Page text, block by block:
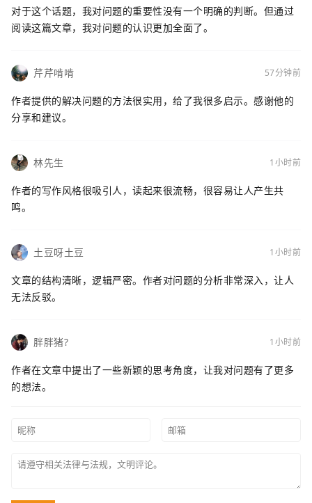
对于这个话题，我对问题的重要性没有一个明确的判断。但通过
阅读这篇文章，我对问题的认识更加全面了。
芹芹啃啃 57分钟前
作者提供的解决问题的方法很实用，给了我很多启示。感谢他的
分享和建议。
林先生 1小时前
作者的写作风格很吸引人，读起来很流畅，很容易让人产生共
鸣。
土豆呀土豆 1小时前
文章的结构清晰，逻辑严密。作者对问题的分析非常深入，让人
无法反驳。
胖胖猪? 1小时前
作者在文章中提出了一些新颖的思考角度，让我对问题有了更多
的想法。